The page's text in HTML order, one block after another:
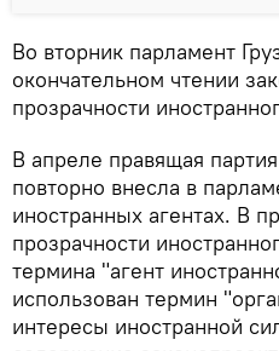
Во вторник парламент
окончательном чтении
прозрачности
В апреле правящая
повторно внесла в
иностранных агентах. В
прозрачности
термина "агент
использован термин
интересы иностранной